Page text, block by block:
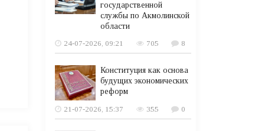
государственной
службы по Акмолинской
области
24-07-2026, 09:21
705 8
Конституция как основа
будущих экономических
реформ
21-07-2026, 15:37
355 0